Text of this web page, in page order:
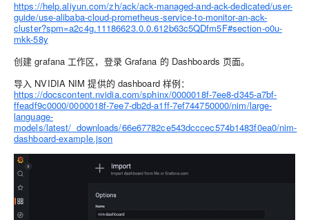
https://help.aliyun.com/zh/ack/ack-managed-and-ack-dedicated/user-
guide/use-alibaba-cloud-prometheus-service-to-monitor-an-ack-
cluster?spm=a2c4g.11186623.0.0.612b63c5QDfm5F#section-o0u-
mkk-58y
创建 grafana 工作区，登录 Grafana 的 Dashboards 页面。
导入 NVIDIA NIM 提供的 dashboard 样例：
https://docscontent.nvidia.com/sphinx/0000018f-7ee8-d345-a7bf-
ffeadf9c0000/0000018f-7ee7-db2d-a1ff-7ef744750000/nim/large-
language-
models/latest/_downloads/66e67782ce543dcccec574b1483f0ea0/nim-
dashboard-example.json